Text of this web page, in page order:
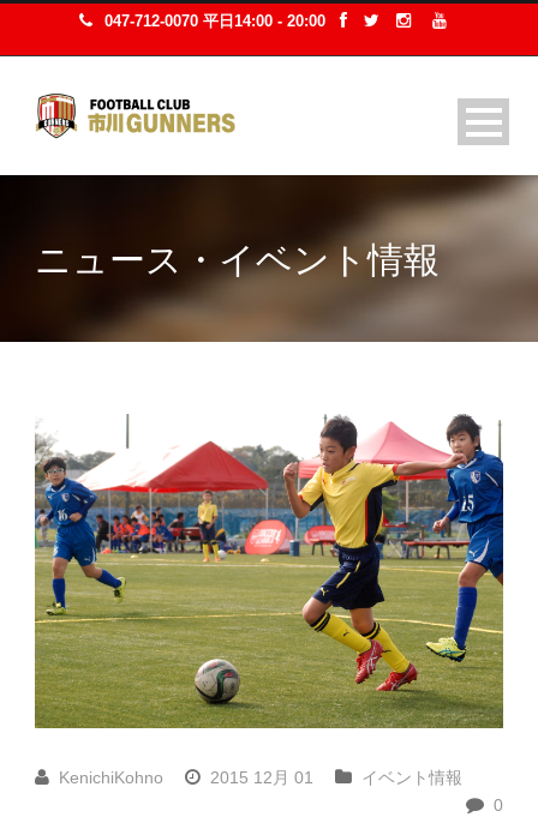
047-712-0070 平日14:00 - 20:00
ニュース・イベント情報
KenichiKohno 2015 12月 01
イベント情報
0